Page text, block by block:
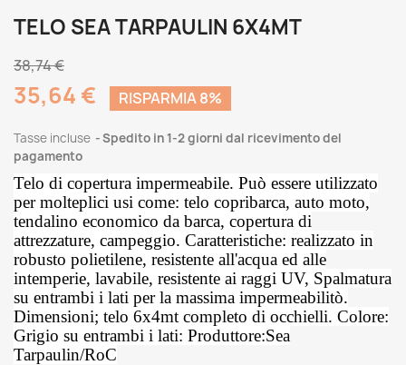
TELO SEA TARPAULIN 6X4MT
38,74 €
35,64 € RISPARMIA 8%
Tasse incluse
Spedito in 1-2 giorni dal ricevimento del
pagamento
Telo di copertura impermeabile. Può essere utilizzato
per molteplici usi come: telo copribarca, auto moto,
tendalino economico da barca, copertura di
attrezzature, campeggio. Caratteristiche: realizzato in
robusto polietilene, resistente all'acqua ed alle
intemperie, lavabile, resistente ai raggi UV, Spalmatura
su entrambi i lati per la massima impermeabilitò.
Dimensioni; telo 6x4mt completo di occhielli. Colore:
Grigio su entrambi i lati: Produttore:Sea
Tarpaulin/RoC